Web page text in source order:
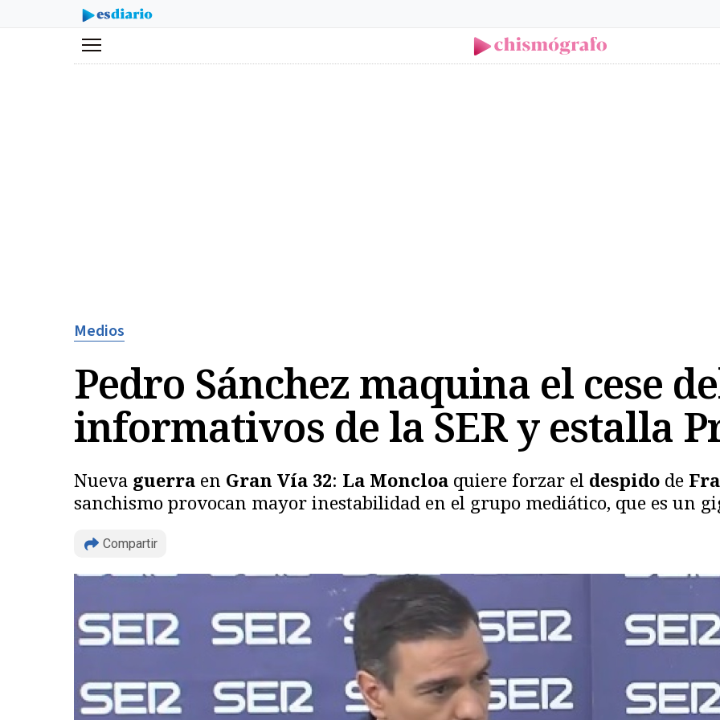
Menú
Medios
Pedro Sánchez maquina el cese
informativos de la SER y estalla
Nueva guerra en Gran Vía 32: La Moncloa quiere forzar el despido de
sanchismo provocan mayor inestabilidad en el grupo mediático, que es un
Compartir